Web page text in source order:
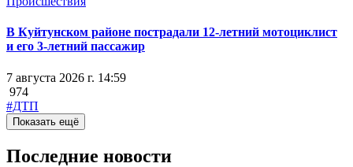
В Куйтунском районе пострадали 12-летний мотоциклист
и его 3-летний пассажир
7 августа 2026 г. 14:59
974
#ДТП
Показать ещё
Последние новости